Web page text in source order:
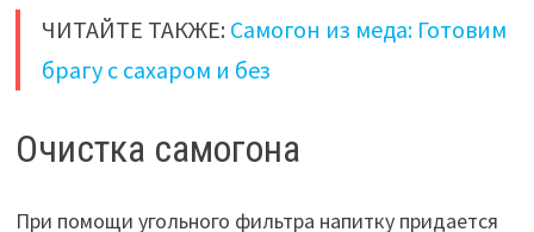
ЧИТАЙТЕ ТАКЖЕ: Самогон из меда: Готовим
брагу с сахаром и без
Очистка самогона
При помощи угольного фильтра напитку придается